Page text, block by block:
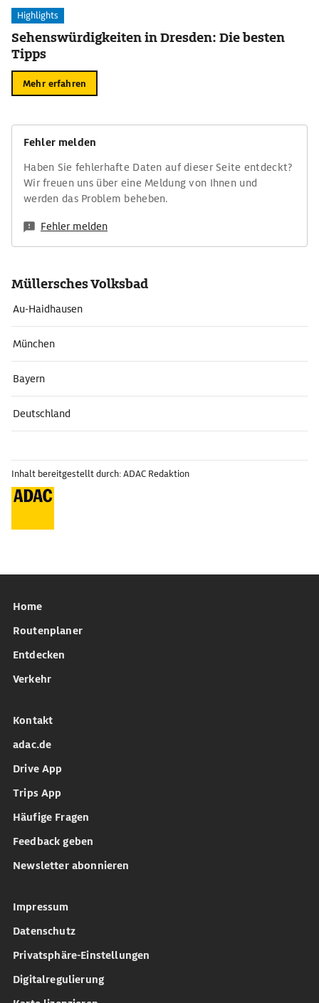
Highlights
Sehenswürdigkeiten in Dresden: Die besten
Tipps
Mehr erfahren
Fehler melden
Haben Sie fehlerhafte Daten auf dieser Seite entdeckt?
Wir freuen uns über eine Meldung von Ihnen und
werden das Problem beheben.
Fehler melden
Müllersches Volksbad
Au-Haidhausen
München
Bayern
Deutschland
Inhalt bereitgestellt durch: ADAC Redaktion
Home
Routenplaner
Entdecken
Verkehr
Kontakt
adac.de
Drive App
Trips App
Häufige Fragen
Feedback geben
Newsletter abonnieren
Impressum
Datenschutz
Privatsphäre-Einstellungen
Digitalregulierung